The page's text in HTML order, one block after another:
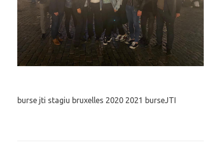
burse jti stagiu bruxelles 2020 2021 burseJTI